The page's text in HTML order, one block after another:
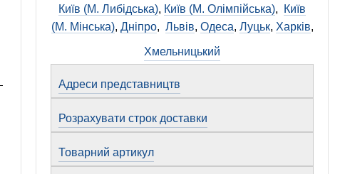
Київ (М. Либідська), Київ (М. Олімпійська),
Київ
(М. Мінська), Дніпро, Львів, Одеса, Луцьк, Харків,
Хмельницький
Адреси представництв
Розрахувати строк доставки
Товарний артикул